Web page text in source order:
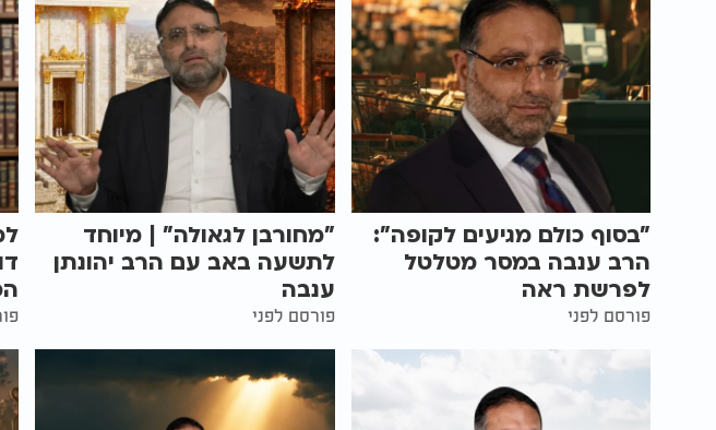
"בסוף כולם מגיעים לקופה":
הרב ענבה במסר מטלטל
לפרשת ראה
פורסם לפני
"מחורבן לגאולה" | מיוחד
לתשעה באב עם הרב יהונתן
ענבה
פורסם לפני